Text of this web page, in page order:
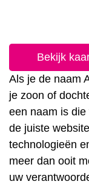
Bekijk
Als je de naam
je zoon of
een naam is
de juiste
technologieën
meer dan ooit
uw